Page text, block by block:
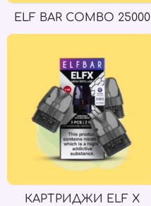
ELF BAR COMBO 25000
КАРТРИДЖИ ELF X